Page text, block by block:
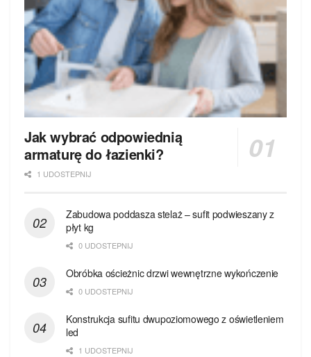
Jak wybrać odpowiednią
armaturę do łazienki?
1 UDOSTEPNIJ
Zabudowa poddasza stelaż – sufit podwieszany z
płyt kg
0 UDOSTEPNIJ
Obróbka ościeżnic drzwi wewnętrzne wykończenie
0 UDOSTEPNIJ
Konstrukcja sufitu dwupoziomowego z oświetleniem
led
1 UDOSTEPNIJ